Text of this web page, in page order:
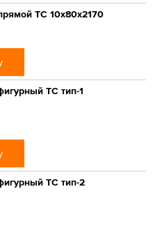
ТС 10x80x2170
ТС тип-1
ТС тип-2